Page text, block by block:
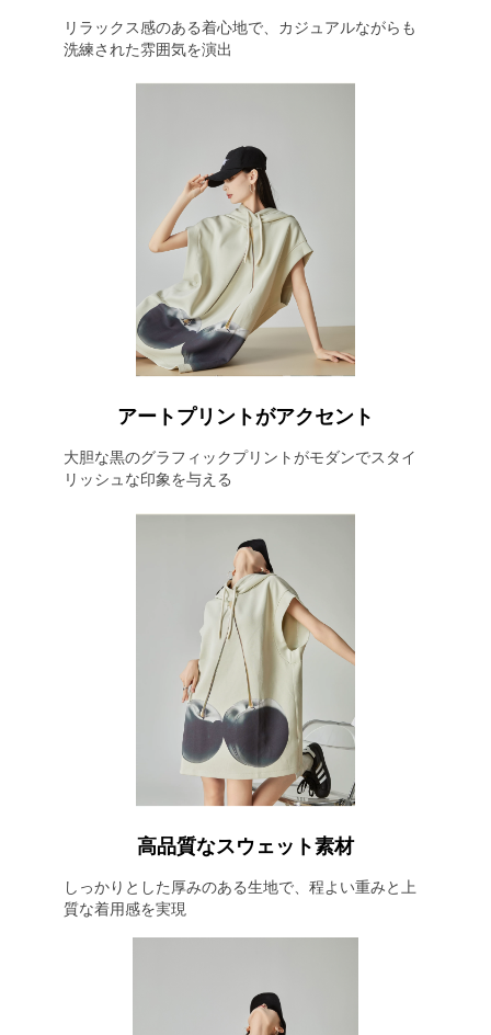
リラックス感のある着心地で、カジュアルながらも
洗練された雰囲気を演出
アートプリントがアクセント
大胆な黒のグラフィックプリントがモダンでスタイ
リッシュな印象を与える
高品質なスウェット素材
しっかりとした厚みのある生地で、程よい重みと上
質な着用感を実現